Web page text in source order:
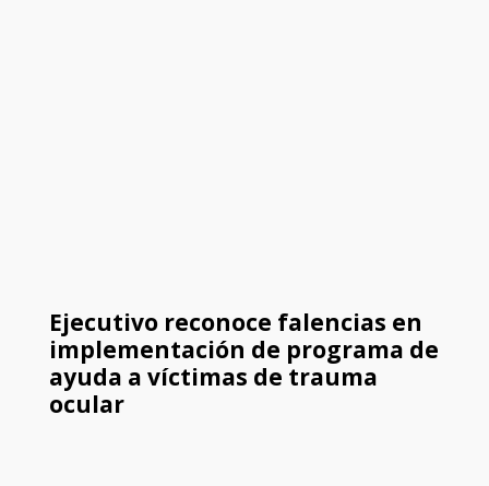
Ejecutivo reconoce falencias en
implementación de programa de
ayuda a víctimas de trauma
ocular